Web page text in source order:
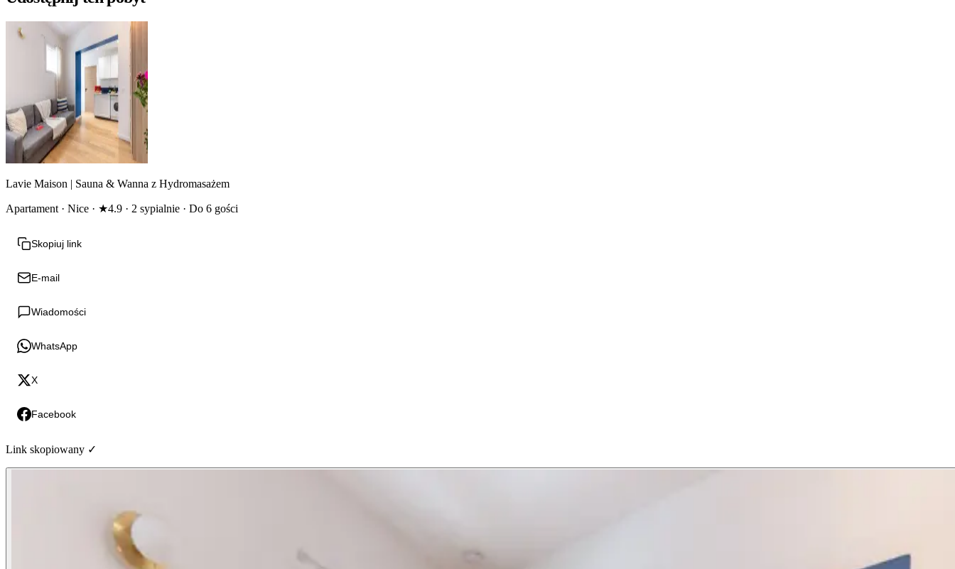
Lavie Maison | Sauna & Wanna z Hydromasażem
Apartament · Nice · ★4.9 · 2 sypialnie · Do 6 gości
Skopiuj link
E-mail
Wiadomości
WhatsApp
X
Facebook
Link skopiowany ✓